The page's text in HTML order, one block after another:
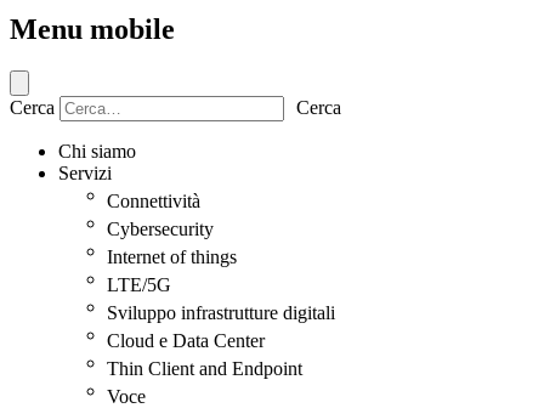
Menu mobile
Cerca Cerca
Chi siamo
Servizi
Connettività
Cybersecurity
Internet of things
LTE/5G
Sviluppo infrastrutture digitali
Cloud e Data Center
Thin Client and Endpoint
Voce